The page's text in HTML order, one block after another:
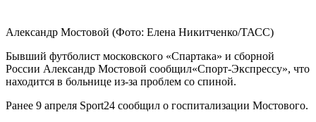
Александр Мостовой (Фото: Елена Никитченко/ТАСС)
Бывший футболист московского «Спартака» и сборной
России Александр Мостовой сообщил«Спорт-Экспрессу», что
находится в больнице из-за проблем со спиной.
Ранее 9 апреля Sport24 сообщил о госпитализации Мостового.